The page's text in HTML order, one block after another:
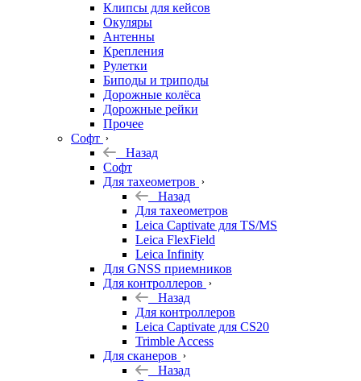
Клипсы для кейсов
Окуляры
Антенны
Крепления
Рулетки
Биподы и триподы
Дорожные колёса
Дорожные рейки
Прочее
Софт
Назад
Софт
Для тахеометров
Назад
Для тахеометров
Leica Captivate для TS/MS
Leica FlexField
Leica Infinity
Для GNSS приемников
Для контроллеров
Назад
Для контроллеров
Leica Captivate для CS20
Trimble Access
Для сканеров
Назад